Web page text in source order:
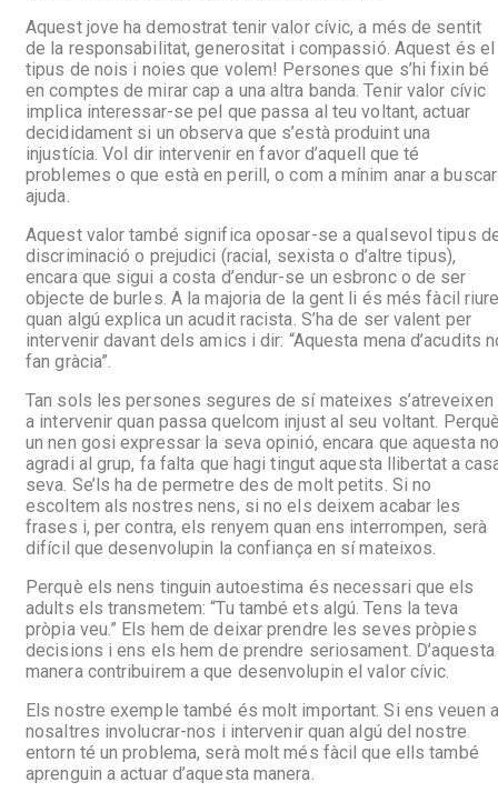
Aquest jove ha demostrat tenir valor cívic, a més de sentit
de la responsabilitat, generositat i compassió. Aquest és el
tipus de nois i noies que volem! Persones que s’hi fixin bé
en comptes de mirar cap a una altra banda. Tenir valor cívic
implica interessar-se pel que passa al teu voltant, actuar
decididament si un observa que s’està produint una
injustícia. Vol dir intervenir en favor d’aquell que té
problemes o que està en perill, o com a mínim anar a buscar
ajuda.
Aquest valor també significa oposar-se a qualsevol tipus
discriminació o prejudici (racial, sexista o d’altre tipus),
encara que sigui a costa d’endur-se un esbronc o de ser
objecte de burles. A la majoria de la gent li és més fàcil
quan algú explica un acudit racista. S’ha de ser valent per
intervenir davant dels amics i dir: “Aquesta mena d’acudits
fan gràcia”.
Tan sols les persones segures de sí mateixes s’atreveixen
a intervenir quan passa quelcom injust al seu voltant.
un nen gosi expressar la seva opinió, encara que aquesta no
agradi al grup, fa falta que hagi tingut aquesta llibertat a
seva. Se’ls ha de permetre des de molt petits. Si no
escoltem als nostres nens, si no els deixem acabar les
frases i, per contra, els renyem quan ens interrompen, serà
difícil que desenvolupin la confiança en sí mateixos.
Perquè els nens tinguin autoestima és necessari que els
adults els transmetem: “Tu també ets algú. Tens la teva
pròpia veu.” Els hem de deixar prendre les seves pròpies
decisions i ens els hem de prendre seriosament. D’aquesta
manera contribuirem a que desenvolupin el valor cívic.
Els nostre exemple també és molt important. Si ens veuen a
nosaltres involucrar-nos i intervenir quan algú del nostre
entorn té un problema, serà molt més fàcil que ells també
aprenguin a actuar d’aquesta manera.